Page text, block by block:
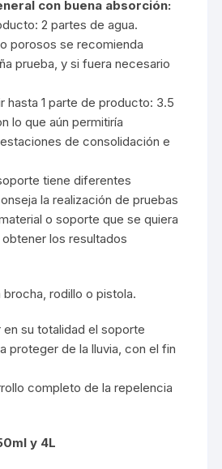
con buena absorción:
2 partes de agua.
porosos se recomienda
prueba, y si fuera necesario
hasta 1 parte de producto: 3.5
lo que aún permitiría
de consolidación e
tiene diferentes
la realización de pruebas
o soporte que se quiera
los resultados
rodillo o pistola.
su totalidad el soporte
proteger de la lluvia, con el fin
completo de la repelencia
y 4L